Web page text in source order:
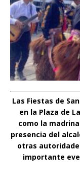
Las Fiestas de
en la Plaza de
como la
presencia del
otras
importante